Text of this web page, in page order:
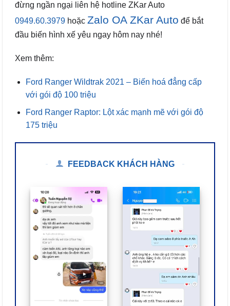
đừng ngần ngại liên hệ hotline ZKar Auto
0949.60.3979 hoặc Zalo OA ZKar Auto để bắt
đầu biến hình xế yêu ngay hôm nay nhé!
Xem thêm:
Ford Ranger Wildtrak 2021 – Biến hoá đẳng cấp
với gói độ 100 triệu
Ford Ranger Raptor: Lột xác mạnh mẽ với gói độ
175 triệu
FEEDBACK KHÁCH HÀNG